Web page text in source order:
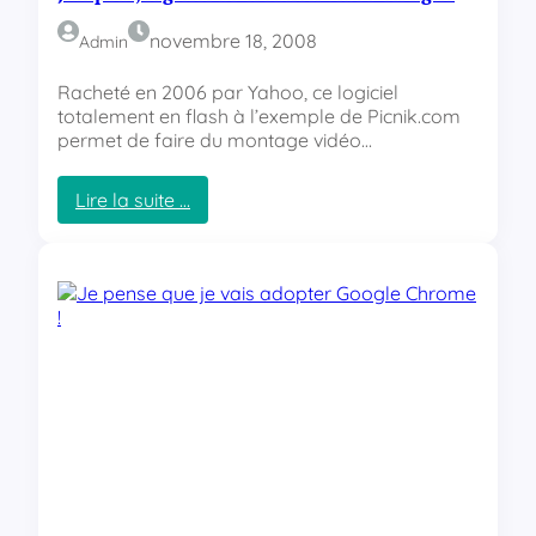
e
F
r
a
c
e
!
i
t
e
r
e
t
…
Admin novembre 18, 2008
Racheté en 2006 par Yahoo, ce logiciel
totalement en flash à l’exemple de Picnik.com
permet de faire du montage vidéo…
Lire la suite …
:
m